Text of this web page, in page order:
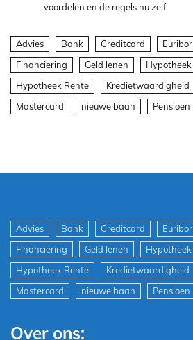
voordelen en de regels nu zelf
Advies Bank Creditcard Euribor
Financiering
Geld lenen Hypotheek
Hypotheek Rente
Kredietwaardigheid
Mastercard
nieuwe baan Pensioen
Advies Bank Creditcard Euribor
Financiering
Geld lenen Hypotheek
Hypotheek Rente
Kredietwaardigheid
Mastercard
nieuwe baan Pensioen
Over ons: